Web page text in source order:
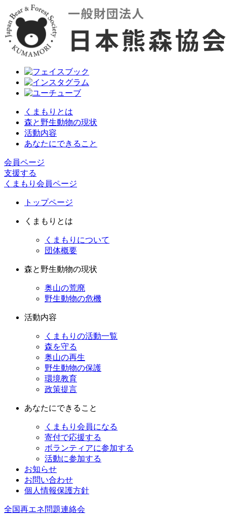
くまもりとは
森と野生動物の現状
活動内容
あなたにできること
会員ページ
支援する
くまもり会員ページ
トップページ
くまもりとは
くまもりについて
団体概要
森と野生動物の現状
奥山の荒廃
野生動物の危機
活動内容
くまもりの活動一覧
森を守る
奥山の再生
野生動物の保護
環境教育
政策提言
あなたにできること
くまもり会員になる
寄付で応援する
ボランティアに参加する
活動に参加する
お知らせ
お問い合わせ
個人情報保護方針
全国再エネ問題連絡会